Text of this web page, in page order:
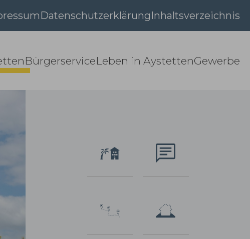
DatenschutzerklärungInhaltsverzeichnis
BürgerserviceLeben in AystettenGewerbe